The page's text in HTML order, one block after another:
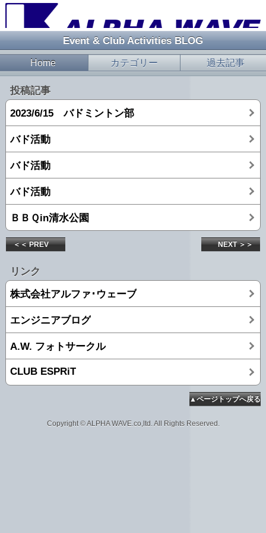
Event & Club Activities BLOG
Home カテゴリー 過去記事
投稿記事
2023/6/15 バドミントン部
バド活動
バド活動
バド活動
ＢＢＱin清水公園
＜＜ PREV NEXT ＞＞
リンク
株式会社アルファ･ウェーブ
エンジニアブログ
A.W. フォトサークル
CLUB ESPRiT
▲ページトップへ戻る
Copyright © ALPHA WAVE.co,ltd. All Rights Reserved.